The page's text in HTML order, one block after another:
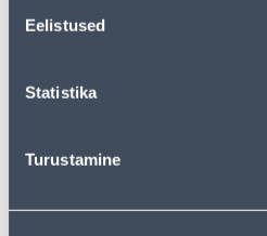
Eelistused
Statistika
Turustamine
ALFA METALLIK